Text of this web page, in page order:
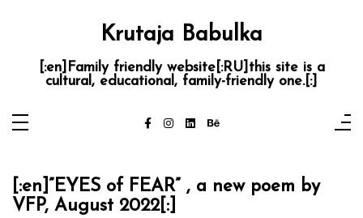
Krutaja Babulka
[:en]Family friendly website[:RU]this site is a
cultural, educational, family-friendly one.[:]
[:en]”EYES of FEAR” , a new poem by
VFP, August 2022[:]